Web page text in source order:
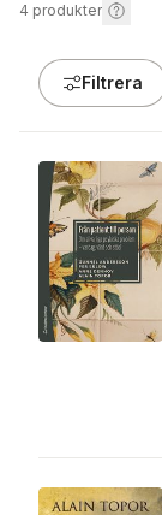
4 produkter
Filtrera